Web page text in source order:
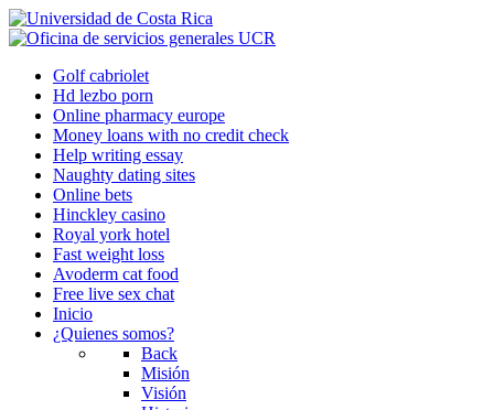
Golf cabriolet
Hd lezbo porn
Online pharmacy europe
Money loans with no credit check
Help writing essay
Naughty dating sites
Online bets
Hinckley casino
Royal york hotel
Fast weight loss
Avoderm cat food
Free live sex chat
Inicio
¿Quienes somos?
Back
Misión
Visión